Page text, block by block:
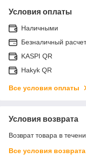
Условия оплаты
Наличными
Безналичный расчет
KASPI QR
Hakyk QR
Все условия оплаты
Условия возврата
Возврат товара в
Все условия возврата